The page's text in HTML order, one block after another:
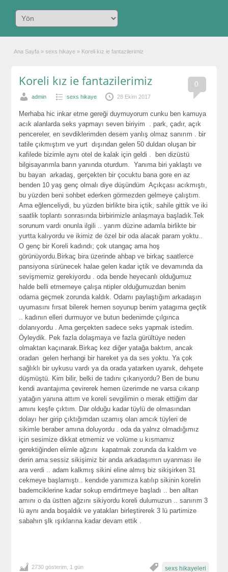
Ana Sayfa » sexs hikaye » Koreli kız ie fantazilerimiz
0
Koreli kız ie fantazilerimiz
admin sexs hikaye 28 Ekim 2017
Merhaba hic inkar etme gereği duymuyorum cunku ben kamuya
acık alanlarda seks yapmayı seven biriyim . park, çadır, açık
pencereler, en sevdiklerimden desem yanlış olmaz sanırım . bir
tatile çıkmıştım ve yurt dışından gelen 50 duldan oluşan bir
kafilede bizimle aynı otel de kalak için geldi . ben dizüstü
bilgisayarımla barın yanında oturdum. Yanıma biri yaklaştı ve
bu bayan arkadaş, gerçekten bir çocuktu bana gore en az
benden 10 yaş genç olmalı diye düşündüm Açıkçası acıkmıştı,
bu yüzden beni sohbet ederken görmezden gelmeye çalıştım.
Ama eğlenceliydi, bu yüzden birlikte bira içtik, sahile gittik ve iki
saatlik toplantı sonrasında birbirimizle anlaşmaya başladık.Tek
sorunum vardı onunla ilgili .. yarım düzine adamla birlikte bir
yurtta kalıyordu ve ikimiz de özel bir oda alacak param yoktu..
O genç bir Koreli kadındı; çok utangaç ama hoş
görünüyordu.Birkaç bira üzerinde ahbap ve birkaç saatlerce
pansiyona sürünecek halae gelen kadar içtik ve devamında da
sevişmemiz gerekiyordu . oda bende heyecanlı olduğumuz
halde belli etmemeye çalışa ntipler olduğumuzdan benim
odama geçmek zorunda kaldık. Odamı paylaştığım arkadaşın
uyumasını fırsat bilerek hemen soyunup benim yatagıma geçtik
.. kadının elleri durmuyor ve butun bedenimde çılgınca
dolanıyordu . Ama gerçekten sadece seks yapmak istedim.
Öyleydik. Pek fazla dolaşmaya ve fazla gürültüye neden
olmaktan kaçınarak.Birkaç kez diğer yatağa baktım, ancak
oradan gelen herhangi bir hareket ya da ses yoktu. Ya çok
sağlıklı bir uykusu vardı ya da orada yatarken uyanık, dehşete
düşmüştü. Kim bilir, belki de tadını çıkarıyordu? Ben de bunu
kendi avantajıma çevirerek hemen üzerimde ne varsa cıkarıp
yatağın yanına attım ve koreli sevgilimin o merak ettiğim dar
amını keşfe çıktım. Dar olduğu kadar tüylü de olmasından
dolayı her girip çıktığımdan uzamış olan amcık tüyleri de
sikimle beraber amına doluyordu . oda da yalnız olmadığımız
için sesimize dikkat etmemiz ve volüme u kısmamız
gerektiğinden elimle ağzını kapatmak zorunda da kaldım ve
derin ama sessiz sikişimiz bir anda arkadaşımın uyanması ile
ara verdi .. adam kalkmış sikini eline almış biz sikişirken 31
cekmeye başlamıştı.. kendıde yanımıza katılıp sikinin korelin
bademciklerine kadar sokup emdirtmeye başladı .. ben alltan
amını o da üstten ağzını sikiyordu koreli dulumuzun .. sanırım 3
lü aynı anda boşaldık ve yatakları birleştirerek 3 lü partimize
sabahın şlk ışıklarına kadar devam ettik .
sexs hikayeleri
2730 gösterim, 1 gün